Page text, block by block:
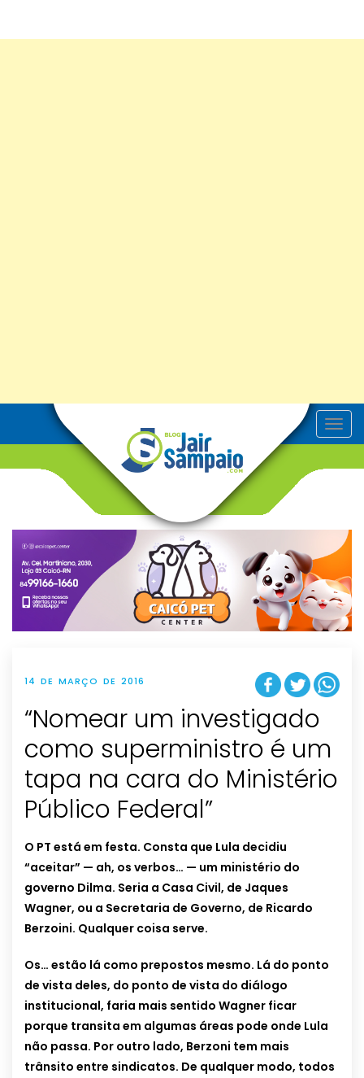
T
o
v
g
t
i
o
n
14 DE MARÇO DE 2016
“Nomear um investigado
como superministro é um
tapa na cara do Ministério
Público Federal”
O PT está em festa. Consta que Lula decidiu
“aceitar” — ah, os verbos… — um ministério do
governo Dilma. Seria a Casa Civil, de Jaques
Wagner, ou a Secretaria de Governo, de Ricardo
Berzoini. Qualquer coisa serve.
Os… estão lá como prepostos mesmo. Lá do ponto
de vista deles, do ponto de vista do diálogo
institucional, faria mais sentido Wagner ficar
porque transita em algumas áreas pode onde Lula
não passa. Por outro lado, Berzoni tem mais
trânsito entre sindicatos. De qualquer modo, todos